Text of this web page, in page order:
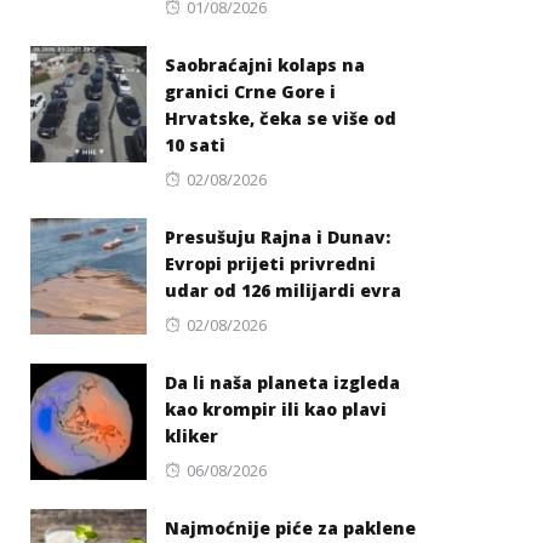
Posted
01/08/2026
Saobraćajni kolaps na
granici Crne Gore i
Hrvatske, čeka se više od
10 sati
Posted
02/08/2026
Presušuju Rajna i Dunav:
Evropi prijeti privredni
udar od 126 milijardi evra
Posted
02/08/2026
Da li naša planeta izgleda
kao krompir ili kao plavi
kliker
Posted
06/08/2026
Najmoćnije piće za paklene